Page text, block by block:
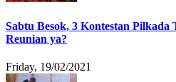
Sabtu Besok, 3 Kontestan Pilkada
Reunian ya?
Friday, 19/02/2021